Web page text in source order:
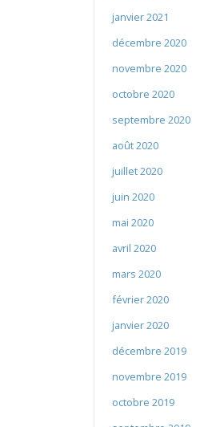
janvier 2021
décembre 2020
novembre 2020
octobre 2020
septembre 2020
août 2020
juillet 2020
juin 2020
mai 2020
avril 2020
mars 2020
février 2020
janvier 2020
décembre 2019
novembre 2019
octobre 2019